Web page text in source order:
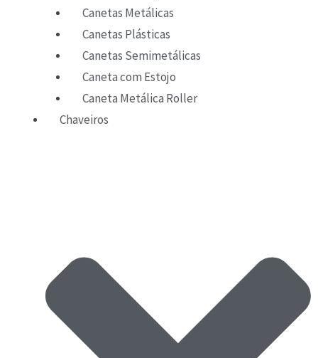
Canetas Metálicas
Canetas Plásticas
Canetas Semimetálicas
Caneta com Estojo
Caneta Metálica Roller
Chaveiros